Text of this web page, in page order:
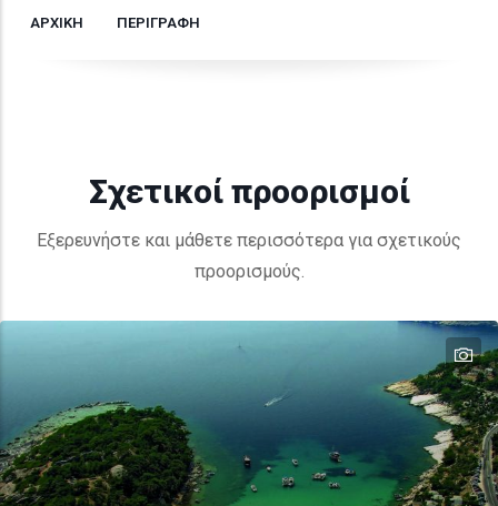
ΑΡΧΙΚΗ ΠΕΡΙΓΡΑΦΗ
Σχετικοί προορισμοί
Εξερευνήστε και μάθετε περισσότερα για σχετικούς
προορισμούς.